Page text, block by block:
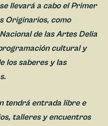
llevará a cabo el Primer
Originarios, como
de las Artes Delia
cultural y
los saberes y las
tendrá entrada libre e
talleres y encuentros